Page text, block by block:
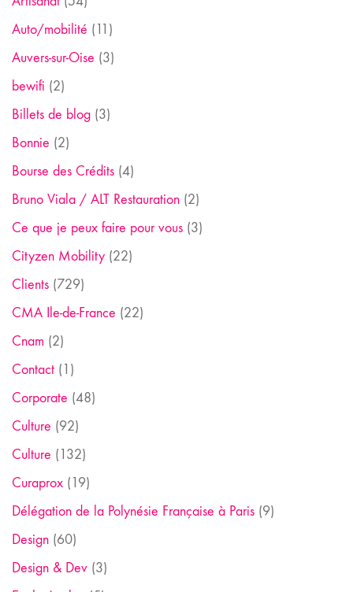
Auto/mobilité (11)
Auvers-sur-Oise (3)
bewifi (2)
Billets de blog (3)
Bonnie (2)
Bourse des Crédits (4)
Bruno Viala / ALT Restauration (2)
Ce que je peux faire pour vous (3)
Cityzen Mobility (22)
Clients (729)
CMA Ile-de-France (22)
Cnam (2)
Contact (1)
Corporate (48)
Culture (92)
Culture (132)
Curaprox (19)
Délégation de la Polynésie Française à Paris (9)
Design (60)
Design & Dev (3)